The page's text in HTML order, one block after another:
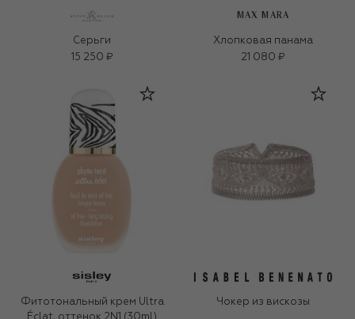
Серьги
15 250 ₽
MAX MARA
Хлопковая панама
21 080 ₽
Фитотональный крем Ultra
Чокер из вискозы